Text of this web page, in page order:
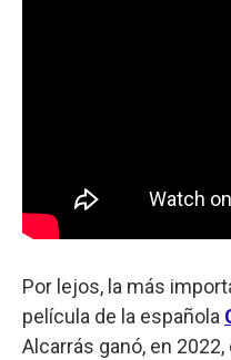
Por lejos, la más
película de la española
Alcarrás ganó, en